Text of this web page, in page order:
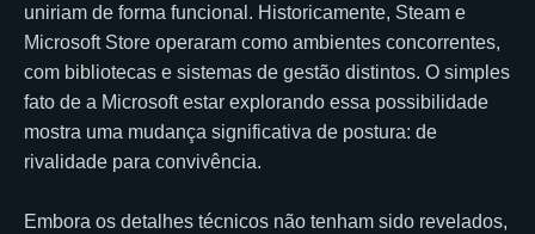
uniriam de forma funcional. Historicamente, Steam e
Microsoft Store operaram como ambientes concorrentes,
com bibliotecas e sistemas de gestão distintos. O simples
fato de a Microsoft estar explorando essa possibilidade
mostra uma mudança significativa de postura: de
rivalidade para convivência.
Embora os detalhes técnicos não tenham sido revelados,